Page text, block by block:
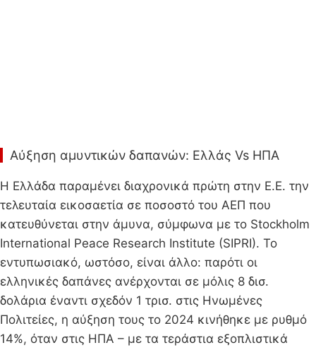
Αύξηση αμυντικών δαπανών: Ελλάς Vs ΗΠΑ
Η Ελλάδα παραμένει διαχρονικά πρώτη στην Ε.Ε. την
τελευταία εικοσαετία σε ποσοστό του ΑΕΠ που
κατευθύνεται στην άμυνα, σύμφωνα με το Stockholm
International Peace Research Institute (SIPRI). Το
εντυπωσιακό, ωστόσο, είναι άλλο: παρότι οι
ελληνικές δαπάνες ανέρχονται σε μόλις 8 δισ.
δολάρια έναντι σχεδόν 1 τρισ. στις Ηνωμένες
Πολιτείες, η αύξηση τους το 2024 κινήθηκε με ρυθμό
14%, όταν στις ΗΠΑ – με τα τεράστια εξοπλιστικά